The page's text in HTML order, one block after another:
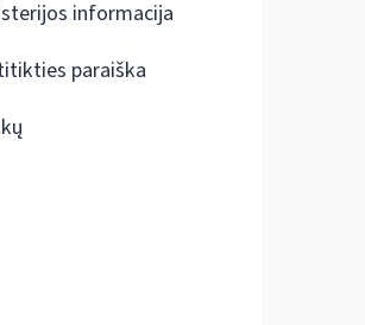
informacija
paraiška